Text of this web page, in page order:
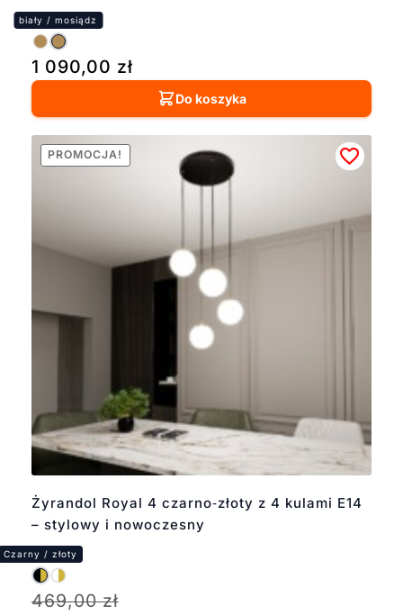
1 090,00 zł
Do koszyka
Żyrandol Royal 4 czarno‑złoty z 4 kulami E14
– stylowy i nowoczesny
PROMOCJA!
469,00zł